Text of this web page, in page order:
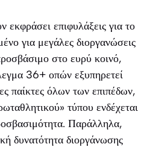
εκφράσει επιφυλάξεις για το
για μεγάλες διοργανώσεις
στο ευρύ κοινό,
36+ οπών εξυπηρετεί
παίκτες όλων των επιπέδων,
τύπου ενδέχεται
Παράλληλα,
δυνατότητα διοργάνωσης